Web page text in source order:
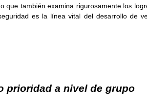
que también examina rigurosamente los
es la línea vital del desarrollo de
prioridad a nivel de grupo